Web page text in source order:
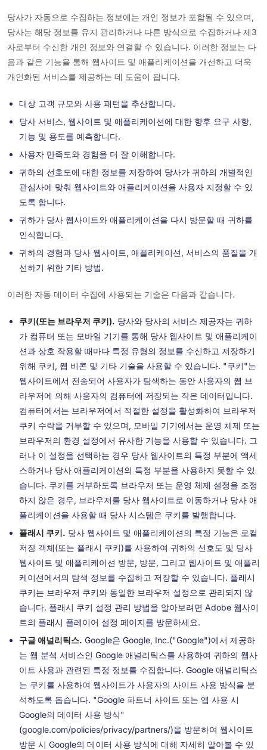
당사가 자동으로 수집하는 정보에는 개인 정보가 포함될 수 있으며,
당사는 해당 정보를 유지 관리하거나 다른 방식으로 수집하거나 제3
자로부터 수신한 개인 정보와 연결할 수 있습니다. 이러한 정보는 다
음과 같은 기능을 통해 웹사이트 및 애플리케이션을 개선하고 더욱
개인화된 서비스를 제공하는 데 도움이 됩니다.
대상 고객 규모와 사용 패턴을 추산합니다.
당사 서비스, 웹사이트 및 애플리케이션에 대한 향후 요구 사항,
기능 및 용도를 예측합니다.
사용자 만족도와 경험을 더 잘 이해합니다.
귀하의 선호도에 대한 정보를 저장하여 당사가 귀하의 개별적인
관심사에 맞춰 웹사이트와 애플리케이션을 사용자 지정할 수 있
도록 합니다.
귀하가 당사 웹사이트와 애플리케이션을 다시 방문할 때 귀하를
인식합니다.
귀하의 경험과 당사 웹사이트, 애플리케이션, 서비스의 품질을 개
선하기 위한 기타 방법.
이러한 자동 데이터 수집에 사용되는 기술은 다음과 같습니다.
쿠키(또는 브라우저 쿠키). 당사와 당사의 서비스 제공자는 귀하
가 컴퓨터 또는 모바일 기기를 통해 당사 웹사이트 및 애플리케이
션과 상호 작용할 때마다 특정 유형의 정보를 수신하고 저장하기
위해 쿠키, 웹 비콘 및 기타 기술을 사용할 수 있습니다. "쿠키"는
웹사이트에서 전송되어 사용자가 탐색하는 동안 사용자의 웹 브
라우저에 의해 사용자의 컴퓨터에 저장되는 작은 데이터입니다.
컴퓨터에서는 브라우저에서 적절한 설정을 활성화하여 브라우저
쿠키 수락을 거부할 수 있으며, 모바일 기기에서는 운영 체제 또는
브라우저의 환경 설정에서 유사한 기능을 사용할 수 있습니다. 그
러나 이 설정을 선택하는 경우 당사 웹사이트의 특정 부분에 액세
스하거나 당사 애플리케이션의 특정 부분을 사용하지 못할 수 있
습니다. 쿠키를 거부하도록 브라우저 또는 운영 체제 설정을 조정
하지 않은 경우, 브라우저를 당사 웹사이트로 이동하거나 당사 애
플리케이션을 사용할 때 당사 시스템은 쿠키를 발행합니다.
플래시 쿠키. 당사 웹사이트 및 애플리케이션의 특정 기능은 로컬
저장 객체(또는 플래시 쿠키)를 사용하여 귀하의 선호도 및 당사
웹사이트 및 애플리케이션 방문, 방문, 그리고 웹사이트 및 애플리
케이션에서의 탐색 정보를 수집하고 저장할 수 있습니다. 플래시
쿠키는 브라우저 쿠키와 동일한 브라우저 설정으로 관리되지 않
습니다. 플래시 쿠키 설정 관리 방법을 알아보려면 Adobe 웹사이
트의 플래시 플레이어 설정 페이지를 방문하세요.
구글 애널리틱스. Google은 Google, Inc.("Google")에서 제공하
는 웹 분석 서비스인 Google 애널리틱스를 사용하여 귀하의 웹사
이트 사용과 관련된 특정 정보를 수집합니다. Google 애널리틱스
는 쿠키를 사용하여 웹사이트가 사용자의 사이트 사용 방식을 분
석하도록 돕습니다. "Google 파트너 사이트 또는 앱 사용 시
Google의 데이터 사용 방식"
(google.com/policies/privacy/partners/)을 방문하여 웹사이트
방문 시 Google의 데이터 사용 방식에 대해 자세히 알아볼 수 있